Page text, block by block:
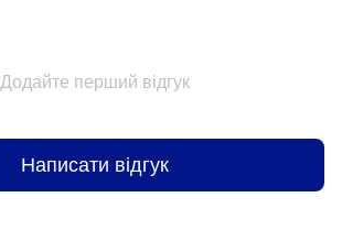
Додайте перший відгук
Написати відгук